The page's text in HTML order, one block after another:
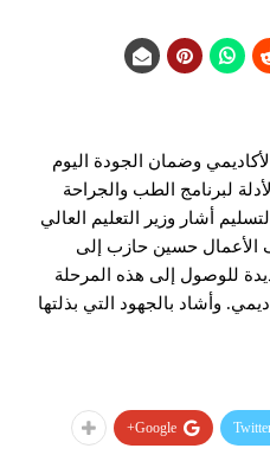
وضمان الجودة اليوم
لبرنامج الطب والجراحة
أشار وزير التعليم العالي
الأعمال حسين حازب إلى
للوصول إلى هذه المرحلة
وأشاد بالجهود التي بذلتها
Google+